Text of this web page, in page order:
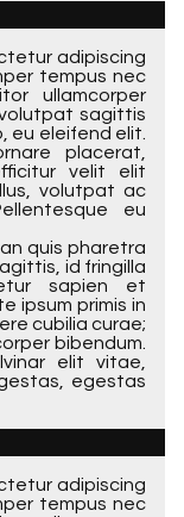
adipiscing
tempus nec
ullamcorper
sagittis
eu eleifend elit.
placerat,
velit elit
volutpat ac
eu
quis pharetra
id fringilla
sapien et
ipsum primis in
cubilia curae;
bibendum.
elit vitae,
egestas
adipiscing
tempus nec